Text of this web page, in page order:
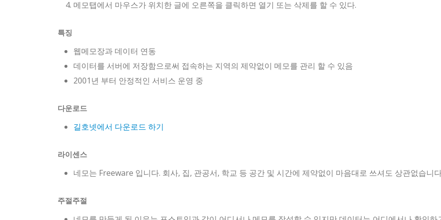
메모탭에서 마우스가 위치한 글에 오른쪽을 클릭하면 열기 또는 삭제를 할 수 있다.
특징
웹메모장과 데이터 연동
데이터를 서버에 저장함으로써 접속하는 지역의 제약없이 메모를 관리 할 수 있음
2001년 부터 안정적인 서비스 운영 중
다운로드
길호넷에서 다운로드 하기
라이센스
네모는 Freeware 입니다. 회사, 집, 관공서, 학교 등 공간 및 시간에 제약없이 마음대로 쓰셔도 상관없습니
주절주절